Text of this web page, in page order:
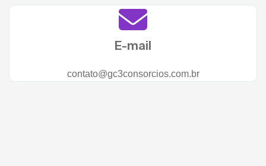
E-mail
contato@gc3consorcios.com.br